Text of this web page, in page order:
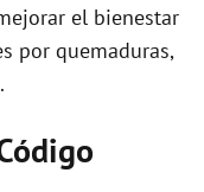
el bienestar
por quemaduras,